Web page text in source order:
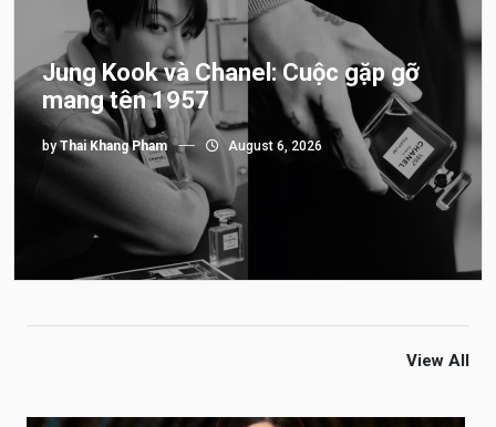
Jung Kook và Chanel: Cuộc gặp gỡ
mang tên 1957
byThai Khang Pham August 6, 2026
View All